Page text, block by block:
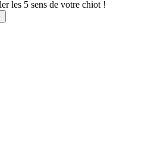
les 5 sens de votre chiot !